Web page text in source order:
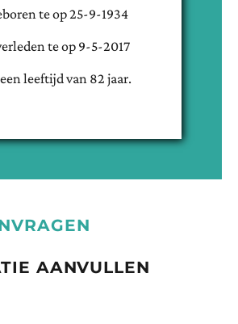
teop25-9-1934
teop 9-5-2017
leeftijd van 82 jaar.
AANVULLEN